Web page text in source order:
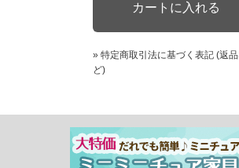
» 特定商取引法に基づく表記 (返
ど)